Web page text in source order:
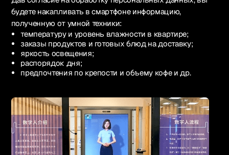
будете накапливать в смартфоне информацию,
полученную от умной техники:
температуру и уровень влажности в квартире;
заказы продуктов и готовых блюд на доставку;
яркость освещения;
распорядок дня;
предпочтения по крепости и объему кофе и др.